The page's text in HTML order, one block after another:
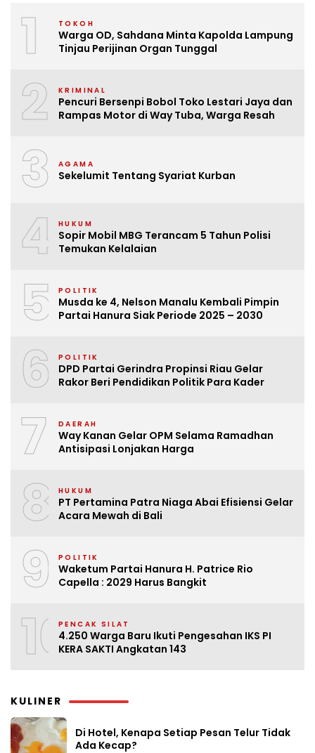
1 TOKOH
Warga OD, Sahdana Minta Kapolda Lampung
Tinjau Perijinan Organ Tunggal
2 KRIMINAL
Pencuri Bersenpi Bobol Toko Lestari Jaya dan
Rampas Motor di Way Tuba, Warga Resah
3 AGAMA
Sekelumit Tentang Syariat Kurban
4 HUKUM
Sopir Mobil MBG Terancam 5 Tahun Polisi
Temukan Kelalaian
5 POLITIK
Musda ke 4, Nelson Manalu Kembali Pimpin
Partai Hanura Siak Periode 2025 – 2030
6 POLITIK
DPD Partai Gerindra Propinsi Riau Gelar
Rakor Beri Pendidikan Politik Para Kader
7 DAERAH
Way Kanan Gelar OPM Selama Ramadhan
Antisipasi Lonjakan Harga
8 HUKUM
PT Pertamina Patra Niaga Abai Efisiensi Gelar
Acara Mewah di Bali
9 POLITIK
Waketum Partai Hanura H. Patrice Rio
Capella : 2029 Harus Bangkit
10PENCAK SILAT
4.250 Warga Baru Ikuti Pengesahan IKS PI
KERA SAKTI Angkatan 143
KULINER
Di Hotel, Kenapa Setiap Pesan Telur Tidak
Ada Kecap?